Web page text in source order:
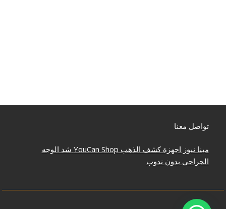
تواصل معنا
مينا نيوز اجهزة كشف الذهب YouCan Shop شد الوجه
الجراحي بدون ندوب